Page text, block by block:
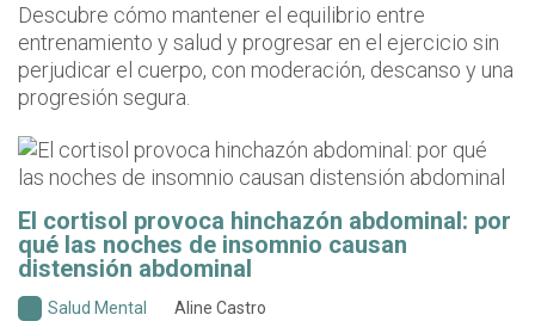
Descubre cómo mantener el equilibrio entre
entrenamiento y salud y progresar en el ejercicio sin
perjudicar el cuerpo, con moderación, descanso y una
progresión segura.
El cortisol provoca hinchazón abdominal: por
qué las noches de insomnio causan
distensión abdominal
Salud Mental Aline Castro